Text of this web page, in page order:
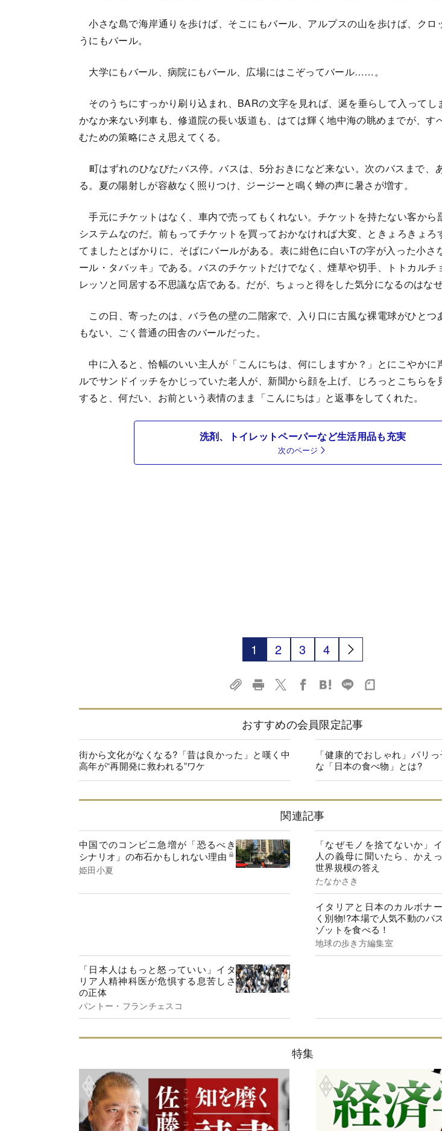
小さな島で海岸通りを歩けば、そこにもバール、アルプスの山を歩けば、クロ
うにもバール。
大学にもバール、病院にもバール、広場にはこぞってバール……。
そのうちにすっかり刷り込まれ、BARの文字を見れば、涎を垂らして入ってし
かなか来ない列車も、修道院の長い坂道も、はては輝く地中海の眺めまでが、す
むための策略にさえ思えてくる。
町はずれのひなびたバス停。バスは、5分おきになど来ない。次のバスまで、
る。夏の陽射しが容赦なく照りつけ、ジージーと鳴く蝉の声に暑さが増す。
手元にチケットはなく、車内で売ってもくれない。チケットを持たない客から
システムなのだ。前もってチケットを買っておかなければ大変、ときょろきょろ
てましたとばかりに、そばにバールがある。表に紺色に白いTの字が入った小さ
ール・タバッキ」である。バスのチケットだけでなく、煙草や切手、トトカルチ
レッソと同居する不思議な店である。だが、ちょっと得をした気分になるのはなぜ
この日、寄ったのは、バラ色の壁の二階家で、入り口に古風な裸電球がひとつ
もない、ごく普通の田舎のバールだった。
中に入ると、恰幅のいい主人が「こんにちは、何にしますか？」とにこやかに
ルでサンドイッチをかじっていた老人が、新聞から顔を上げ、じろっとこちらを
すると、何だい、お前という表情のまま「こんにちは」と返事をしてくれた。
洗剤、トイレットペーパーなど生活用品も充実
次のページ
1 2 3 4
おすすめの会員限定記事
街から文化がなくなる?「昔は良かった」と嘆く中
高年が“再開発に救われる”ワケ
「健康的でおしゃれ」パリ
な「日本の食べ物」とは?
関連記事
中国でのコンビニ急増が「恐るべき
シナリオ」の布石かもしれない理由
姫田小夏
「なぜモノを捨てないか」
人の義母に聞いたら、かえ
世界規模の答え
たなかさき
イタリアと日本のカルボナ
く別物!?本場で人気不動のパ
ゾットを食べる！
地球の歩き方編集室
「日本人はもっと怒っていい」イタ
リア人精神科医が危惧する息苦しさ
の正体
パントー・フランチェスコ
特集